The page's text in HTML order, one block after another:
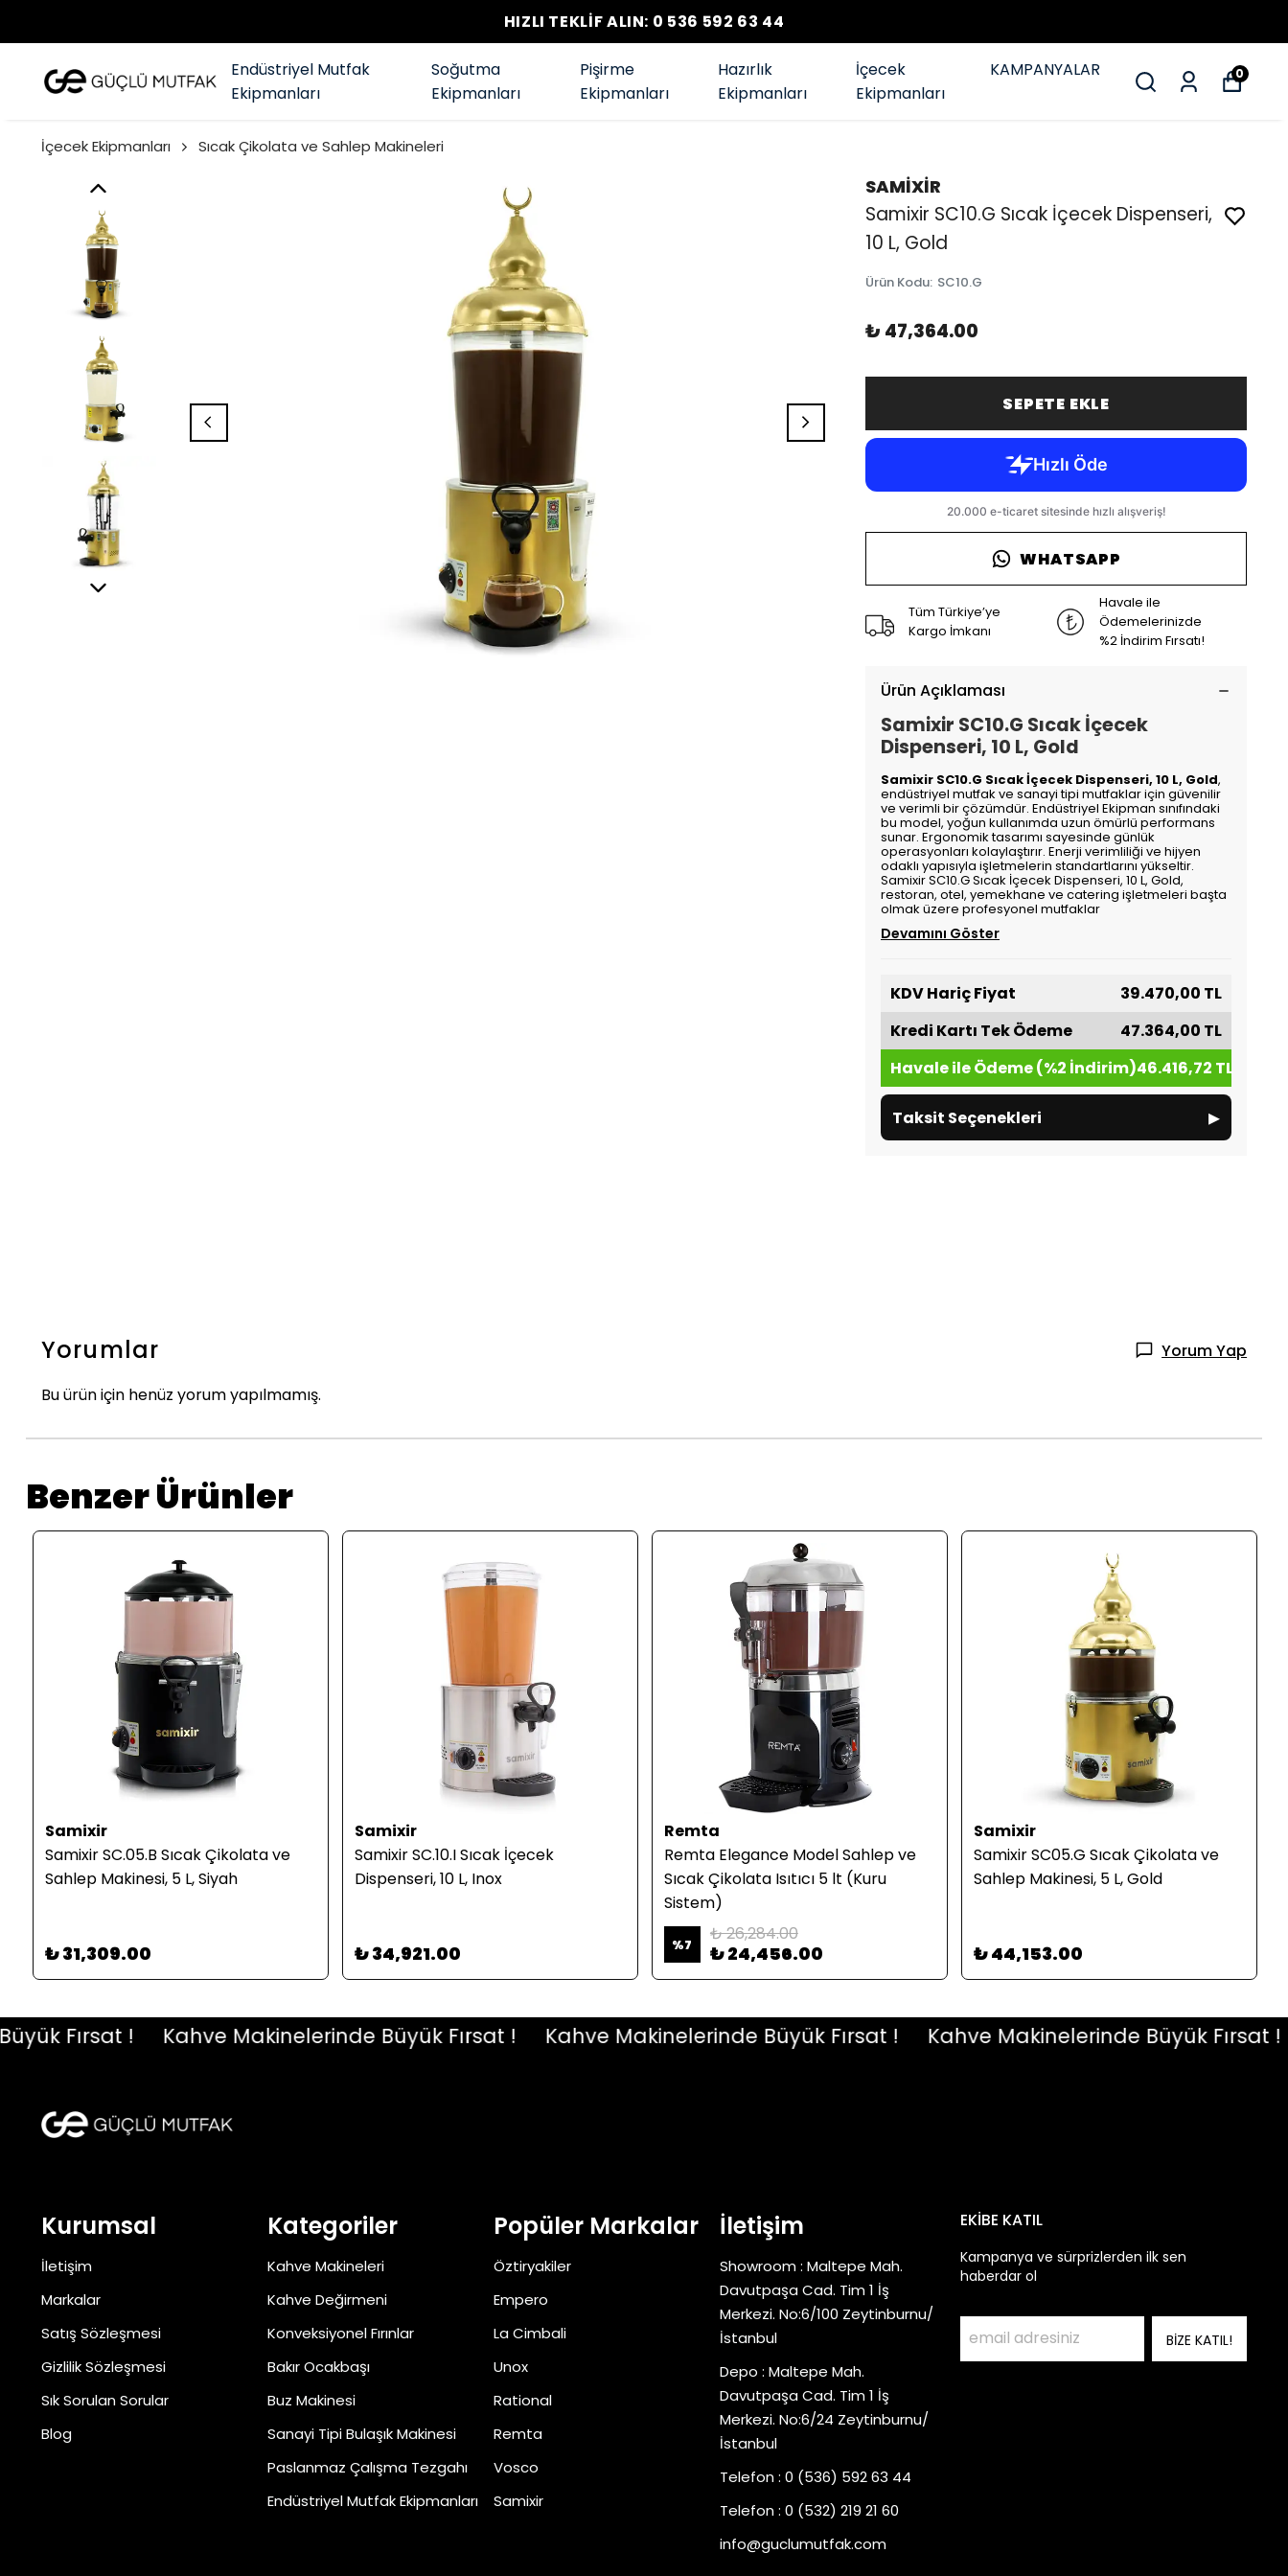
HIZLI TEKLİF ALIN: 0 536 592 63 44
Endüstriyel Mutfak
Ekipmanları
Soğutma
Ekipmanları
Pişirme
Ekipmanları
Hazırlık
Ekipmanları
İçecek
Ekipmanları
KAMPANYALAR 0
İçecek Ekipmanları Sıcak Çikolata ve Sahlep Makineleri
SAMİXİR
Samixir SC10.G Sıcak İçecek Dispenseri,
10 L, Gold
Ürün Kodu: SC10.G
₺ 47,364.00
SEPETE EKLE
WHATSAPP
Tüm Türkiye’ye
Kargo İmkanı
Havale ile
Ödemelerinizde
%2 İndirim Fırsatı!
Ürün Açıklaması
Samixir SC10.G Sıcak İçecek
Dispenseri, 10 L, Gold
Samixir SC10.G Sıcak İçecek Dispenseri, 10 L, Gold,
endüstriyel mutfak ve sanayi tipi mutfaklar için güvenilir
ve verimli bir çözümdür. Endüstriyel Ekipman sınıfındaki
bu model, yoğun kullanımda uzun ömürlü performans
sunar. Ergonomik tasarımı sayesinde günlük
operasyonları kolaylaştırır. Enerji verimliliği ve hijyen
odaklı yapısıyla işletmelerin standartlarını yükseltir.
Samixir SC10.G Sıcak İçecek Dispenseri, 10 L, Gold,
restoran, otel, yemekhane ve catering işletmeleri başta
olmak üzere profesyonel mutfaklar
Devamını Göster
KDV Hariç Fiyat
39.470,00 TL
Kredi Kartı Tek Ödeme
47.364,00 TL
Havale ile Ödeme (%2 İndirim)46.416,72 TL
Taksit Seçenekleri ▸
Yorumlar Yorum Yap
Bu ürün için henüz yorum yapılmamış.
Benzer Ürünler
Samixir
Samixir SC.05.B Sıcak Çikolata ve
Sahlep Makinesi, 5 L, Siyah
₺ 31,309.00
Samixir
Samixir SC.10.I Sıcak İçecek
Dispenseri, 10 L, Inox
₺ 34,921.00
Remta
Remta Elegance Model Sahlep ve
Sıcak Çikolata Isıtıcı 5 lt (Kuru
Sistem)
%7 ₺ 26,284.00
₺ 24,456.00
Samixir
Samixir SC05.G Sıcak Çikolata ve
Sahlep Makinesi, 5 L, Gold
₺ 44,153.00
Fırsat ! Kahve Makinelerinde Büyük Fırsat ! Kahve Makinelerinde Büyük Fırsat ! Kahve Makinelerinde Büyük Fırsat !
Kurumsal
İletişim
Markalar
Satış Sözleşmesi
Gizlilik Sözleşmesi
Sık Sorulan Sorular
Blog
Kategoriler
Kahve Makineleri
Kahve Değirmeni
Konveksiyonel Fırınlar
Bakır Ocakbaşı
Buz Makinesi
Sanayi Tipi Bulaşık Makinesi
Paslanmaz Çalışma Tezgahı
Endüstriyel Mutfak Ekipmanları
Popüler Markalar
Öztiryakiler
Empero
La Cimbali
Unox
Rational
Remta
Vosco
Samixir
İletişim
Showroom : Maltepe Mah.
Davutpaşa Cad. Tim 1 İş
Merkezi. No:6/100 Zeytinburnu/
İstanbul
Depo : Maltepe Mah.
Davutpaşa Cad. Tim 1 İş
Merkezi. No:6/24 Zeytinburnu/
İstanbul
Telefon : 0 (536) 592 63 44
Telefon : 0 (532) 219 21 60
info@guclumutfak.com
EKİBE KATIL
Kampanya ve sürprizlerden ilk sen
haberdar ol
BİZE KATIL!